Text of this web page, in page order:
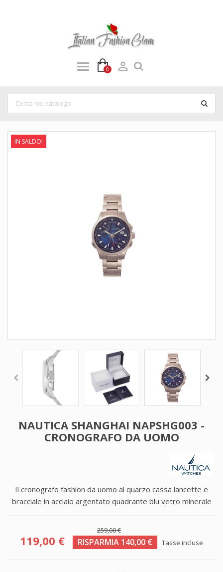
0 
IN SALDO!
NAUTICA SHANGHAI NAPSHG003 -
CRONOGRAFO DA UOMO
Il cronografo fashion da uomo al quarzo cassa lancette e
bracciale in acciaio argentato quadrante blu vetro minerale
259,00 €
119,00 € RISPARMIA 140,00 € Tasse incluse